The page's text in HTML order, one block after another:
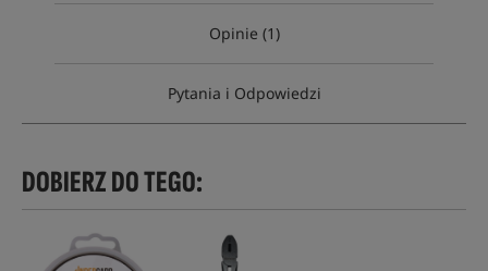
Opinie (1)
Pytania i Odpowiedzi
DOBIERZ DO TEGO: